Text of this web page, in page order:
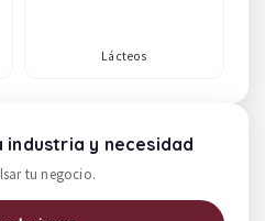
Lácteos
y necesidad
tu negocio.